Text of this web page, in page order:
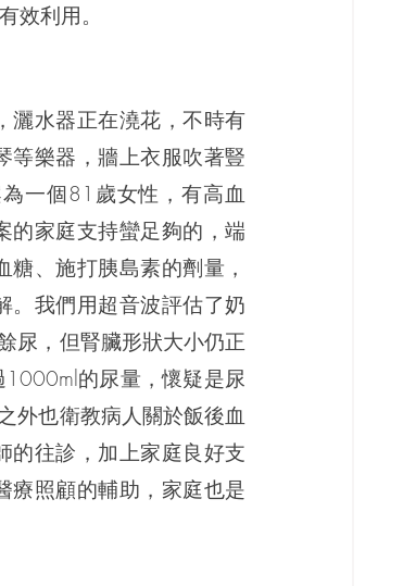
效利用。
灑水器正在澆花，不時有
等樂器，牆上衣服吹著豎
一個81歲女性，有高血
的家庭支持蠻足夠的，端
、施打胰島素的劑量，
。我們用超音波評估了奶
尿，但腎臟形狀大小仍正
的尿量，懷疑是尿
外也衛教病人關於飯後血
的往診，加上家庭良好支
療照顧的輔助，家庭也是